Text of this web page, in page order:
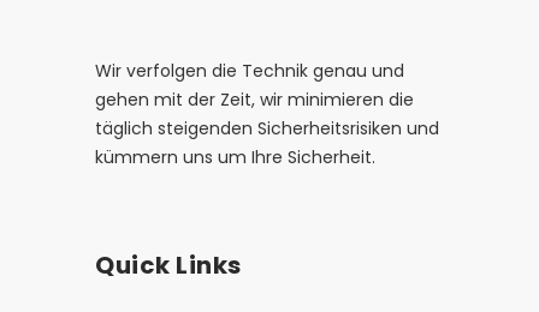
Wir verfolgen die Technik genau und
gehen mit der Zeit, wir minimieren die
täglich steigenden Sicherheitsrisiken und
kümmern uns um Ihre Sicherheit.
Quick Links